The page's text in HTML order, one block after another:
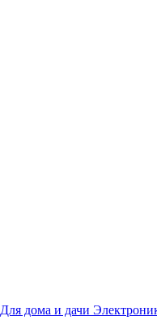
Для дома и дачи